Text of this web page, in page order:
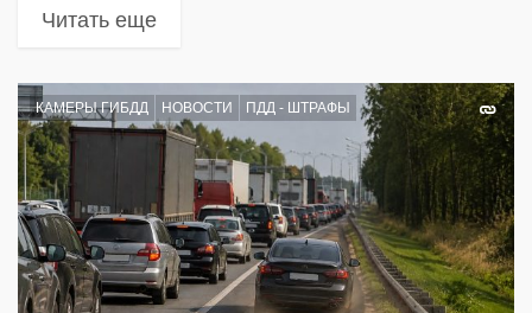
Читать еще
КАМЕРЫ ГИБДД НОВОСТИ ПДД - ШТРАФЫ